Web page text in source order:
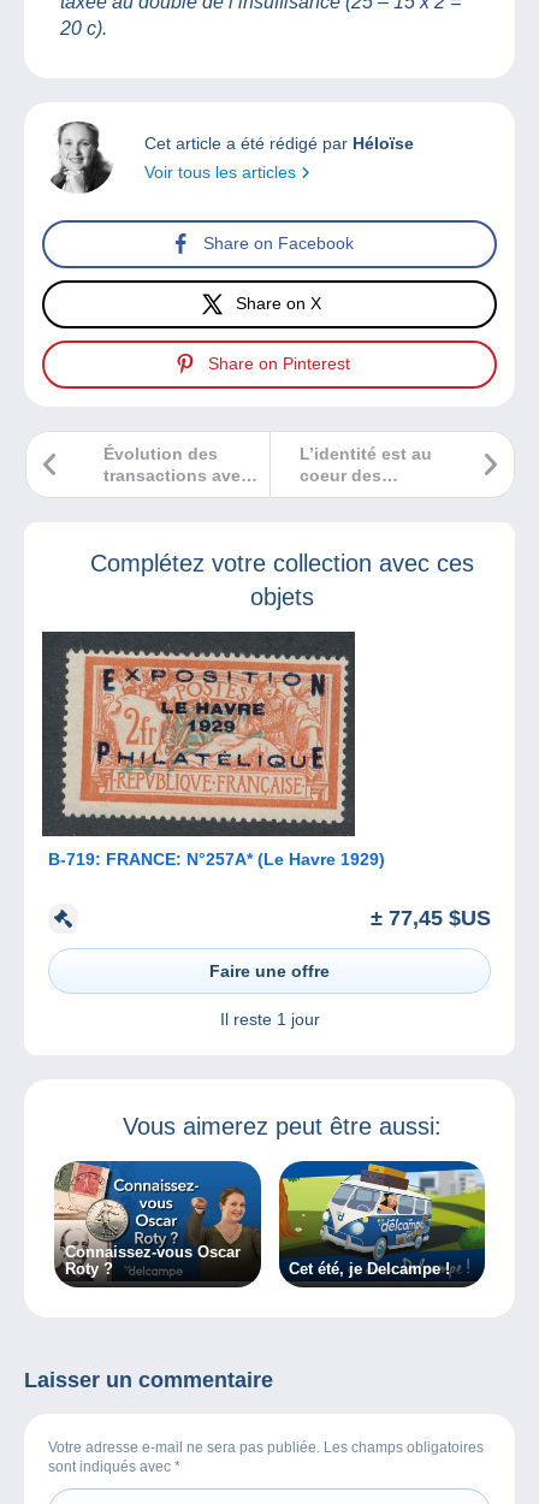
20 c).
Cet article a été rédigé par Héloïse
Voir tous les articles
Share on Facebook
Share on X
Share on Pinterest
L’identité est au
coeur des
préoccupations
Évolution des
transactions avec
frais d’importation
Complétez votre collection avec ces
objets
B-719: FRANCE: N°257A* (Le Havre 1929)
± 77,45 $US
Faire une offre
Il reste 1 jour
Vous aimerez peut être aussi:
Connaissez-vous Oscar
Roty ?
Cet été, je Delcampe !
Laisser un commentaire
Votre adresse e-mail ne sera pas publiée. Les champs obligatoires
sont indiqués avec *